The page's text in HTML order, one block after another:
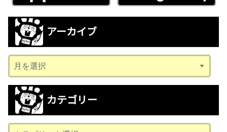
アーカイブ
ー
カ
ブ
カテゴリー